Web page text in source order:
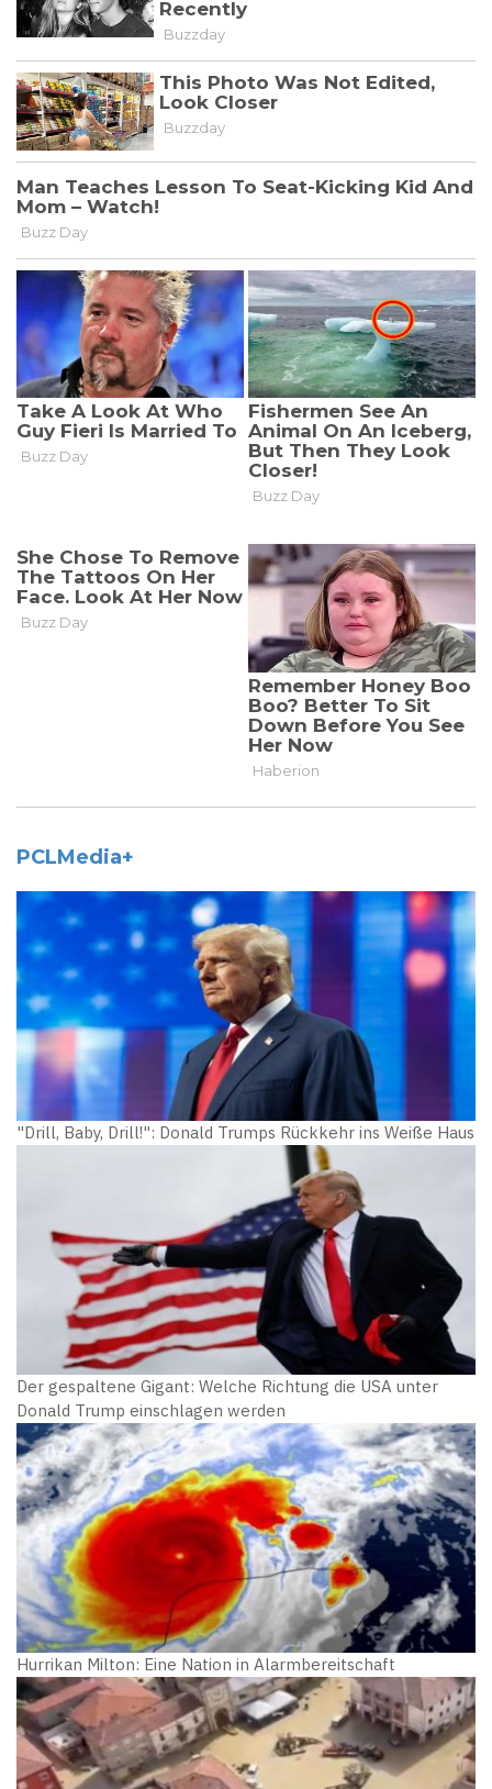
PCLMedia+
"Drill, Baby, Drill!": Donald Trumps Rückkehr ins Weiße Haus
Der gespaltene Gigant: Welche Richtung die USA unter
Donald Trump einschlagen werden
Hurrikan Milton: Eine Nation in Alarmbereitschaft